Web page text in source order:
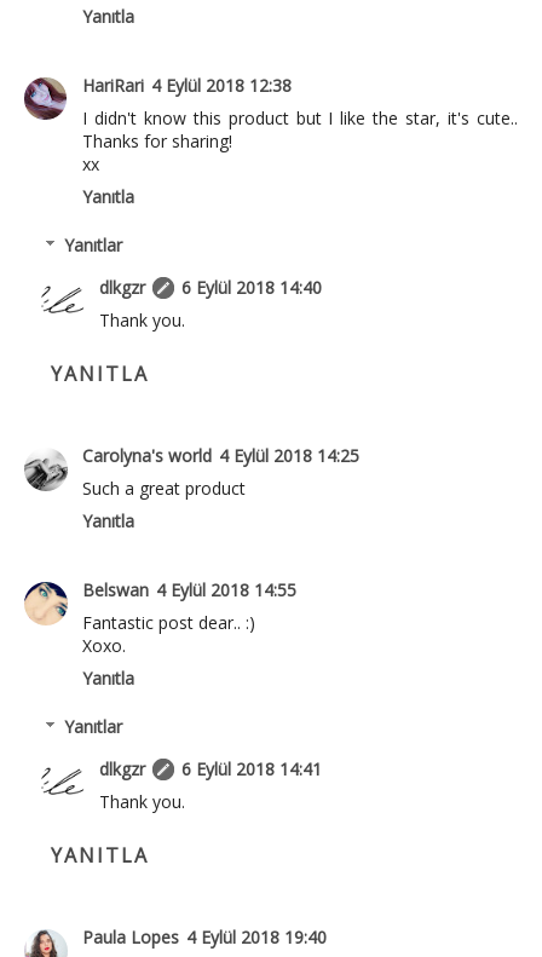
Yanıtla
HariRari 4 Eylül 2018 12:38
I didn't know this product but I like the star, it's cute..
Thanks for sharing!
xx
Yanıtla
Yanıtlar
dlkgzr
6 Eylül 2018 14:40
Thank you.
YANITLA
Carolyna's world 4 Eylül 2018 14:25
Such a great product
Yanıtla
Belswan 4 Eylül 2018 14:55
Fantastic post dear.. :)
Xoxo.
Yanıtla
Yanıtlar
dlkgzr
6 Eylül 2018 14:41
Thank you.
YANITLA
Paula Lopes 4 Eylül 2018 19:40